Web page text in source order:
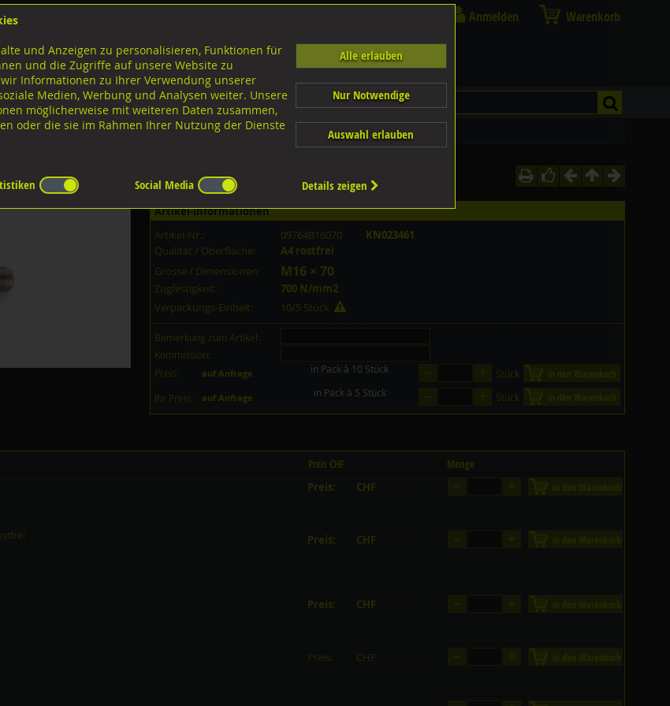
Anmelden Warenkorb
Spanplattenschrauben mit Torx A2 rostfrei
Artikel-Informationen
Artikel-Nr.:
09764B16070
KN023461
Qualität / Oberfläche:
A4 rostfrei
Grösse / Dimensionen:
M16 × 70
Zugfestigkeit:
700 N/mm2
Verpackungs-Einheit:
10/5 Stück
Bemerkung zum Artikel:
Kommission:
Preis:
auf Anfrage in Pack à 10 Stück Stück
Ihr Preis: auf Anfrage in Pack à 5 Stück Stück
Preis CHF Menge
Preis: CHF
Preis: CHF
Preis: CHF
Preis: CHF
und Anzeigen zu personalisieren, Funktionen für
und die Zugriffe auf unsere Website zu
Informationen zu Ihrer Verwendung unserer
Medien, Werbung und Analysen weiter. Unsere
möglicherweise mit weiteren Daten zusammen,
oder die sie im Rahmen Ihrer Nutzung der Dienste
Alle erlauben
Nur Notwendige
Auswahl erlauben
Social Media Details zeigen